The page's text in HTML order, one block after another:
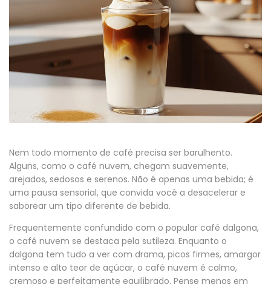
Nem todo momento de café precisa ser barulhento.
Alguns, como o café nuvem, chegam suavemente,
arejados, sedosos e serenos. Não é apenas uma bebida; é
uma pausa sensorial, que convida você a desacelerar e
saborear um tipo diferente de bebida.
Frequentemente confundido com o popular café dalgona,
o café nuvem se destaca pela sutileza. Enquanto o
dalgona tem tudo a ver com drama, picos firmes, amargor
intenso e alto teor de açúcar, o café nuvem é calmo,
cremoso e perfeitamente equilibrado. Pense menos em